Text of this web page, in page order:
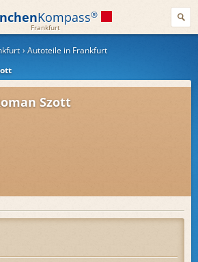
Kompass®
Frankfurt
Autoteile in Frankfurt
Szott